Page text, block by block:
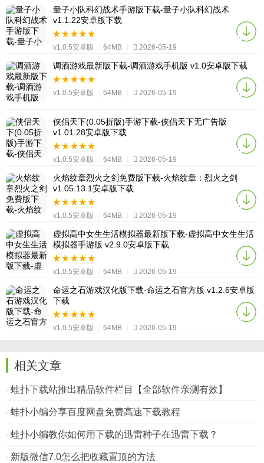
量子小队科幻战术手游版下载-量子小队科幻战术
v1.1.22安卓版下载
v1.0.5安卓版 64MB 2026-05-19
调酒游戏最新版下载-调酒游戏手机版 v1.0安卓版下载
v1.0.5安卓版 64MB 2026-05-19
侠侣天下(0.05折版)手游下载-侠侣天下无广告版
v1.01.28安卓版下载
v1.0.5安卓版 64MB 2026-05-19
火焰纹章烈火之剑免费版下载-火焰纹章：烈火之剑
v1.05.13.1安卓版下载
v1.0.5安卓版 64MB 2026-05-19
虚拟高中女生生活模拟器最新版下载-虚拟高中女生生活
模拟器手游版 v2.9.0安卓版下载
v1.0.5安卓版 64MB 2026-05-19
命运之石游戏汉化版下载-命运之石官方版 v1.2.6安卓版
下载
v1.0.5安卓版 64MB 2026-05-19
相关文章
蛙扑下载站推出精品软件栏目【全部软件亲测有效】
蛙扑小编分享百度网盘免费高速下载教程
蛙扑小编教你如何用下载的迅雷种子在迅雷下载？
新版微信7.0怎么把收藏置顶的方法